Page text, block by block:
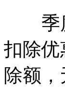
季度
扣除
除额